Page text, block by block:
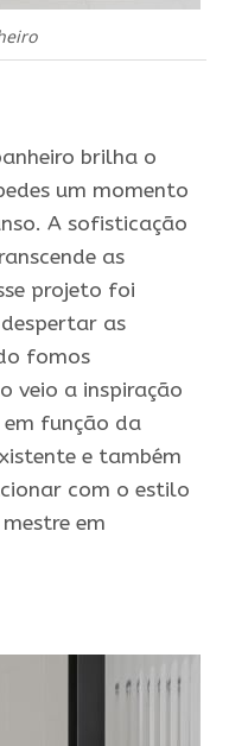
brilha o
um momento
A sofisticação
as
projeto foi
as
fomos
veio a inspiração
função da
e também
com o estilo
em